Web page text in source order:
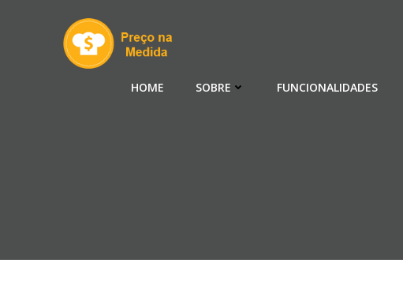
HOME
SOBRE FUNCIONALIDADES